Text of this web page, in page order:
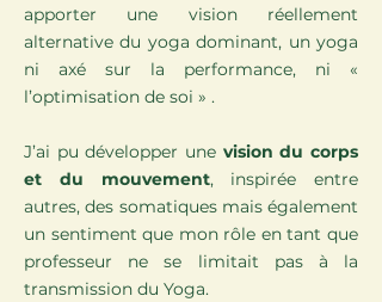
apporter une vision réellement
alternative du yoga dominant, un yoga
ni axé sur la performance, ni «
l’optimisation de soi » .
J’ai pu développer une vision du corps
et du mouvement, inspirée entre
autres, des somatiques mais également
un sentiment que mon rôle en tant que
professeur ne se limitait pas à la
transmission du Yoga.